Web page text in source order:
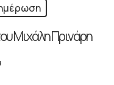
Μιχάλη Πρινάρη